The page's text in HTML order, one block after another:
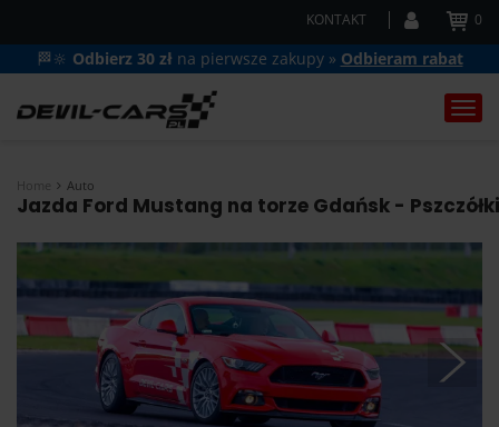
KONTAKT 0
🏁🔆 Odbierz 30 zł na pierwsze zakupy » Odbieram rabat
Home Auto
Jazda Ford Mustang na torze Gdańsk -